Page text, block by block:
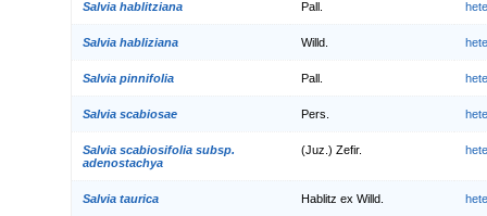
Salvia hablitziana Pall.
Salvia habliziana Willd.
Salvia pinnifolia Pall.
Salvia scabiosae Pers.
Salvia scabiosifolia subsp.
adenostachya
(Juz.) Zefir.
Salvia taurica Hablitz ex Willd.